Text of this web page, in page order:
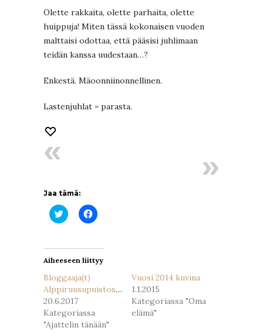
Olette rakkaita, olette parhaita, olette
huippuja! Miten tässä kokonaisen vuoden
malttaisi odottaa, että pääsisi juhlimaan
teidän kanssa uudestaan…?
Enkestä. Mäoonniinonnellinen.
Lastenjuhlat = parasta.
Jaa tämä:
Jaa
Twitterissä(Avautuu
Jaa
Facebookissa(Avautuu
Aiheeseen liittyy
Bloggaaja(t)
Alppiruusupuistossa
20.6.2017
Kategoriassa
"Ajattelin tänään"
Vuosi 2014 kuvina
1.1.2015
Kategoriassa "Oma
elämä"